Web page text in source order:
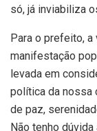
só, já inviabiliza
Para o prefeito,
manifestação
levada em
política da nossa
de paz,
Não tenho